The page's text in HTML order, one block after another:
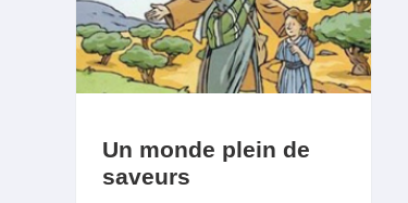
Un monde plein de
saveurs